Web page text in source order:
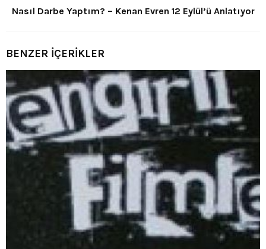
Nasıl Darbe Yaptım? – Kenan Evren 12 Eylül’ü Anlatıyor
BENZER İÇERİKLER